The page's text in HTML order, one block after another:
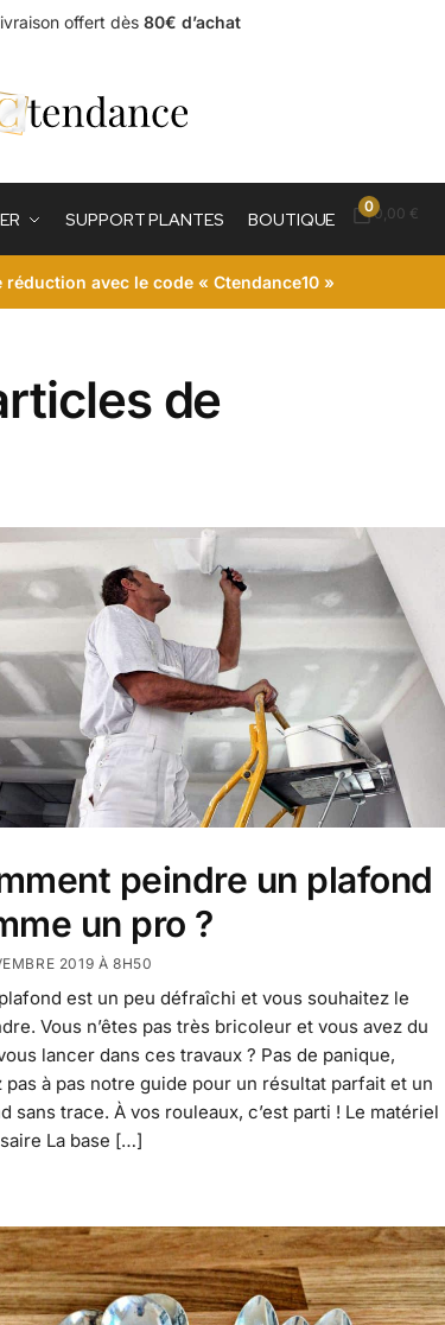
offert dès 80€ d’achat
SUPPORT PLANTES BOUTIQUE
00,00 €
réduction avec le code « Ctendance10 »
de
peindre un plafond
un pro ?
2019 À 8H50
est un peu défraîchi et vous souhaitez le
Vous n’êtes pas très bricoleur et vous avez du
lancer dans ces travaux ? Pas de panique,
pas à pas notre guide pour un résultat parfait et un
sans trace. À vos rouleaux, c’est parti ! Le matériel
La base […]